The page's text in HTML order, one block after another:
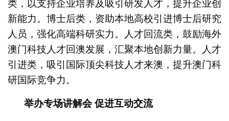
类，以支持企业培养及吸引研发人才，提升企业创
新能力。博士后类，资助本地高校引进博士后研究
人员，强化高端科研实力。人才回流类，鼓励海外
澳门科技人才回澳发展，汇聚本地创新力量。人才
引进类，吸引国际顶尖科技人才来澳，提升澳门科
研国际竞争力。
举办专场讲解会 促进互动交流